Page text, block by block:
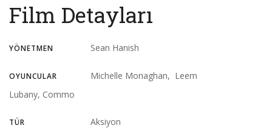
Film Detayları
YÖNETMEN Sean Hanish
OYUNCULAR
Michelle Monaghan, Leem
Lubany, Commo
TÜR Aksiyon